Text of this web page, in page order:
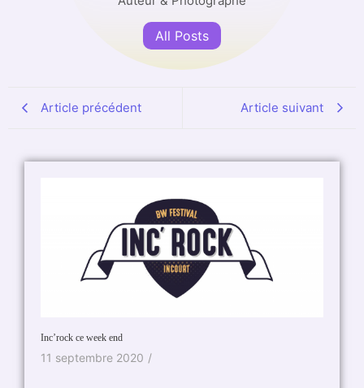
All Posts
Article précédent Article suivant
Inc’rock ce week end
11 septembre 2020 /